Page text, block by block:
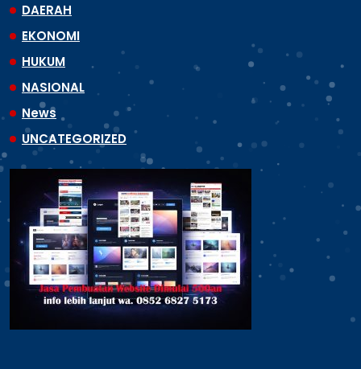
DAERAH
EKONOMI
HUKUM
NASIONAL
News
UNCATEGORIZED